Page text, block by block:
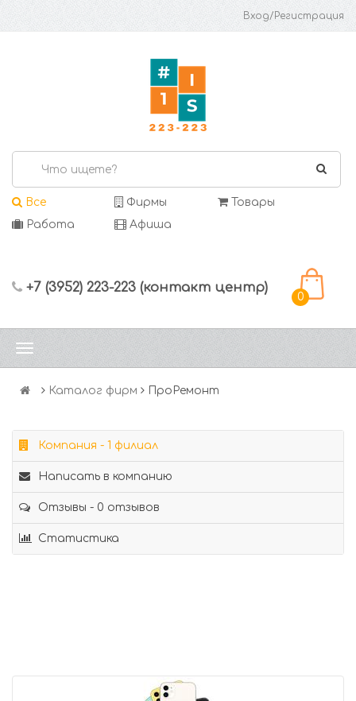
Вход/Регистрация
Все Фирмы
Товары
Работа
Афиша
+7 (3952) 223-223 (контакт центр)
0
Каталог фирм ПроРемонт
Компания - 1 филиал
Написать в компанию
Отзывы - 0 отзывов
Статистика